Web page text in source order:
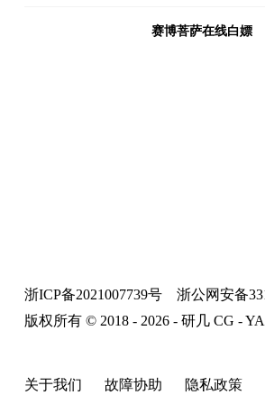
赛博菩萨在线白嫖
浙ICP备2021007739号
浙公网安备
版权所有 © 2018 - 2026 - 研几 CG -
关于我们 故障协助 隐私政策